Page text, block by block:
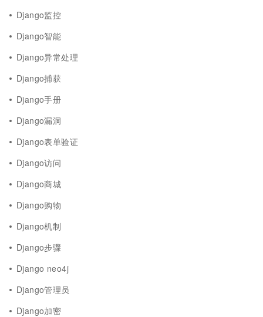
Django监控
Django智能
Django异常处理
Django捕获
Django手册
Django漏洞
Django表单验证
Django访问
Django商城
Django购物
Django机制
Django步骤
Django neo4j
Django管理员
Django加密